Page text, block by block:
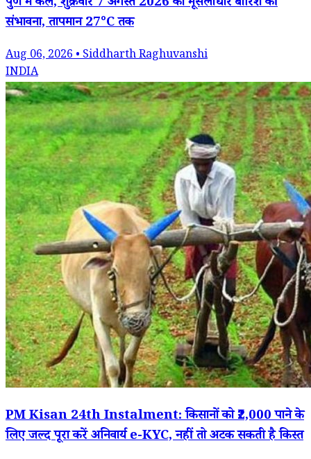
संभावना, तापमान 27°C तक
Aug 06, 2026 • Siddharth Raghuvanshi
INDIA
PM Kisan 24th Instalment: किसानों को ₹2,000 पाने के
लिए जल्द पूरा करें अनिवार्य e-KYC, नहीं तो अटक सकती है किस्त